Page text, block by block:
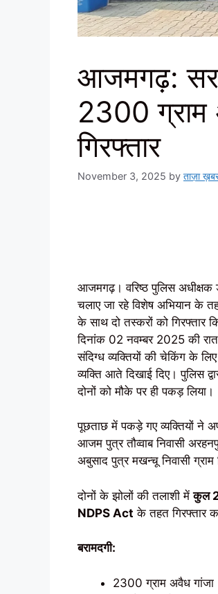
आजमगढ़:
2300 ग्राम
गिरफ्तार
November 3, 2025 by ताज़ा
आजमगढ़। वरिष्ठ पुलिस अधीक्षक
चलाए जा रहे विशेष अभियान के
के साथ दो तस्करों को गिरफ्तार
दिनांक 02 नवम्बर 2025 की
संदिग्ध व्यक्तियों की चेकिंग के
व्यक्ति आते दिखाई दिए। पुलिस
दोनों को मौके पर ही पकड़ लिया।
पूछताछ में पकड़े गए व्यक्तियों ने
आजम पुत्र तौव्वाब निवासी
अबुसाद पुत्र मखन्चू निवासी
दोनों के झोलों की तलाशी मेंकुल
NDPS Act के तहत गिरफ्तार
बरामदगी:
2300 ग्राम अवैध गांजा